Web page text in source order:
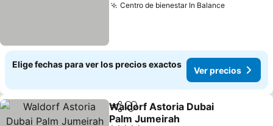
Centro de bienestar In Balance
Elige fechas para ver los precios exactos
Ver precios
CompartirAgregar a favoritos
Waldorf Astoria Dubai
Palm Jumeirah